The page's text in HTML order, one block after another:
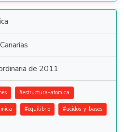
de 2011
#estructura-atomica
#equilibrio #acidos-y-bases